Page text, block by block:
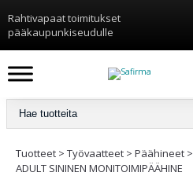
Rahtivapaat toimitukset
pääkaupunkiseudulle
Tuotteet > Työvaatteet > Päähineet >
ADULT SININEN MONITOIMIPÄÄHINE